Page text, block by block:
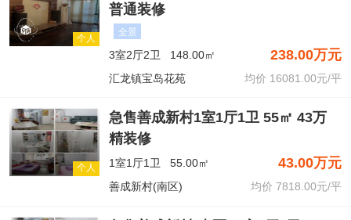
个人
普通装修
全景
3室2厅2卫 148.00㎡ 238.00万元
汇龙镇宝岛花苑 均价 16081.00元/平
个人
急售善成新村1室1厅1卫 55㎡ 43万
精装修
1室1厅1卫 55.00㎡ 43.00万元
善成新村(南区) 均价 7818.00元/平